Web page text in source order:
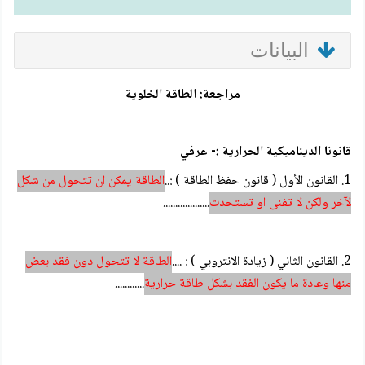
البيانات
مراجعة: الطاقة الخلوية
قانونا الديناميكية الحرارية :- عرفي
1. القانون الأول ( قانون حفظ الطاقة ) :..
الطاقة يمكن ان تتحول من شكل
لآخر ولكن لا تفنى او تستحدث...................
2. القانون الثاني ( زيادة الانتروبي ) : ....
الطاقة لا تتحول دون فقد بعض
منها وعادة ما يكون الفقد بشكل طاقة حرارية............